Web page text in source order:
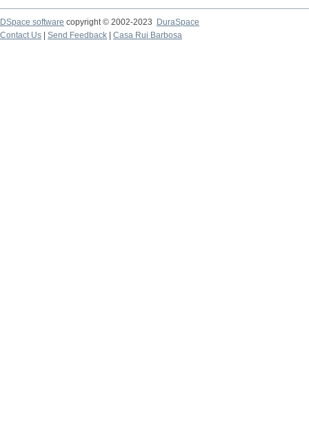
DSpace software copyright © 2002-2023
DuraSpace
Contact Us
Send Feedback Casa Rui Barbosa